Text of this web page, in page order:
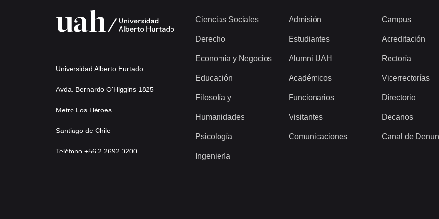
Universidad Alberto Hurtado
Avda. Bernardo O’Higgins 1825
Metro Los Héroes
Santiago de Chile
Teléfono +56 2 2692 0200
Ciencias Sociales
Derecho
Economía y Negocios
Educación
Filosofía y
Humanidades
Psicología
Ingeniería
Admisión
Estudiantes
Alumni UAH
Académicos
Funcionarios
Visitantes
Comunicaciones
Campus
Acreditación
Rectoría
Vicerrectorías
Directorio
Decanos
Canal de